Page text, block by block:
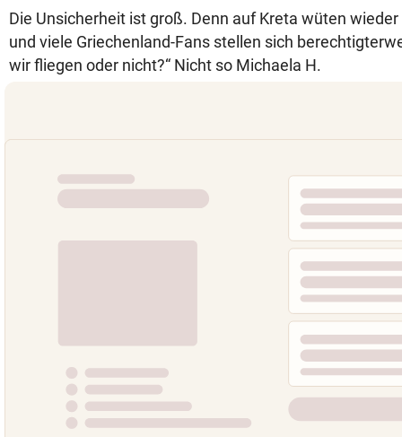
Die Unsicherheit ist groß. Denn auf Kreta wüten
und viele Griechenland-Fans stellen sich
wir fliegen oder nicht?“ Nicht so Michaela H.